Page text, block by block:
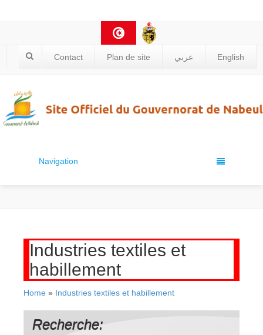
Contact Plan de site عربي English
Navigation
Industries textiles et
habillement
Home » Industries textiles et habillement
Recherche: